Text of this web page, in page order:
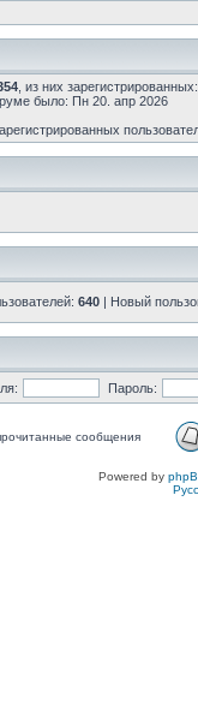
, из них
было: Пн 20. апр 2026
640 | Новый
Пароль:
сообщения
Powered by